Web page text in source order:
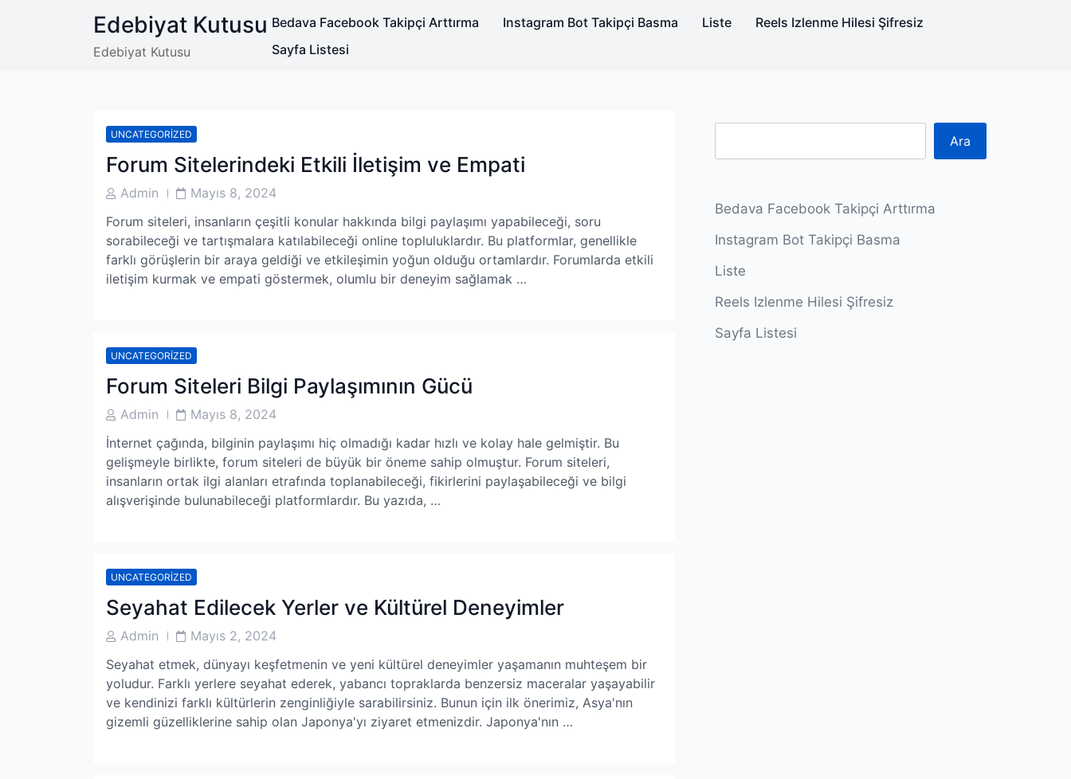
Edebiyat Kutusu
Edebiyat Kutusu
Bedava Facebook Takipçi Arttırma Instagram Bot Takipçi Basma Liste
Reels Izlenme Hilesi Şifresiz
Sayfa Listesi
UNCATEGORIZED
Forum Sitelerindeki Etkili İletişim ve Empati
PostAdmin
PostMayıs 8, 2024
Forum siteleri, insanların çeşitli konular hakkında bilgi paylaşımı yapabileceği, soru
sorabileceği ve tartışmalara katılabileceği online topluluklardır. Bu platformlar, genellikle
farklı görüşlerin bir araya geldiği ve etkileşimin yoğun olduğu ortamlardır. Forumlarda etkili
iletişim kurmak ve empati göstermek, olumlu bir deneyim sağlamak …
UNCATEGORIZED
Forum Siteleri Bilgi Paylaşımının Gücü
PostAdmin
PostMayıs 8, 2024
İnternet çağında, bilginin paylaşımı hiç olmadığı kadar hızlı ve kolay hale gelmiştir. Bu
gelişmeyle birlikte, forum siteleri de büyük bir öneme sahip olmuştur. Forum siteleri,
insanların ortak ilgi alanları etrafında toplanabileceği, fikirlerini paylaşabileceği ve bilgi
alışverişinde bulunabileceği platformlardır. Bu yazıda, …
UNCATEGORIZED
Seyahat Edilecek Yerler ve Kültürel Deneyimler
PostAdmin
PostMayıs 2, 2024
Seyahat etmek, dünyayı keşfetmenin ve yeni kültürel deneyimler yaşamanın muhteşem bir
yoludur. Farklı yerlere seyahat ederek, yabancı topraklarda benzersiz maceralar yaşayabilir
ve kendinizi farklı kültürlerin zenginliğiyle sarabilirsiniz. Bunun için ilk önerimiz, Asya'nın
gizemli güzelliklerine sahip olan Japonya'yı ziyaret etmenizdir. Japonya'nın …
Ara
Bedava Facebook Takipçi Arttırma
Instagram Bot Takipçi Basma
Liste
Reels Izlenme Hilesi Şifresiz
Sayfa Listesi